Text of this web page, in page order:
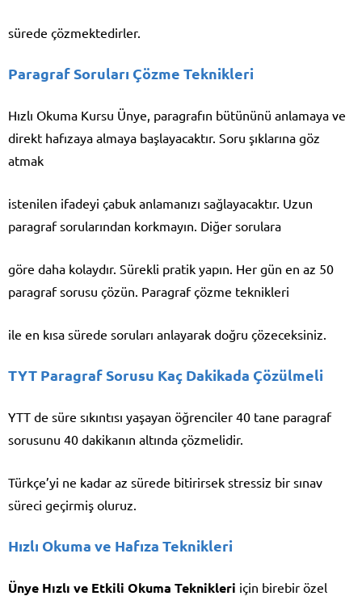
sürede çözmektedirler.
Paragraf Soruları Çözme Teknikleri
Hızlı Okuma Kursu Ünye, paragrafın bütününü anlamaya ve
direkt hafızaya almaya başlayacaktır. Soru şıklarına göz
atmak
istenilen ifadeyi çabuk anlamanızı sağlayacaktır. Uzun
paragraf sorularından korkmayın. Diğer sorulara
göre daha kolaydır. Sürekli pratik yapın. Her gün en az 50
paragraf sorusu çözün. Paragraf çözme teknikleri
ile en kısa sürede soruları anlayarak doğru çözeceksiniz.
TYT Paragraf Sorusu Kaç Dakikada Çözülmeli
YTT de süre sıkıntısı yaşayan öğrenciler 40 tane paragraf
sorusunu 40 dakikanın altında çözmelidir.
Türkçe’yi ne kadar az sürede bitirirsek stressiz bir sınav
süreci geçirmiş oluruz.
Hızlı Okuma ve Hafıza Teknikleri
Ünye Hızlı ve Etkili Okuma Teknikleri için birebir özel